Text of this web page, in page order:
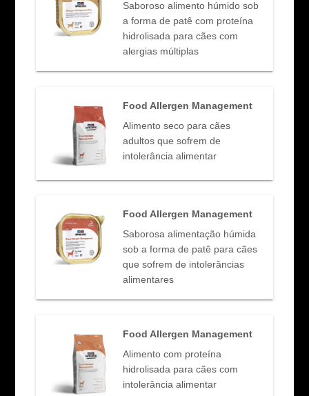
Saboroso alimento húmido sob
a forma de patê com proteína
hidrolisada para cães com
alergias múltiplas
Food Allergen Management
Alimento seco para cães
adultos que sofrem de
intolerância alimentar
Food Allergen Management
Saborosa alimentação húmida
sob a forma de patê para cães
que sofrem de intolerâncias
alimentares
Food Allergen Management
Alimento com proteína
hidrolisada para cães com
intolerância alimentar